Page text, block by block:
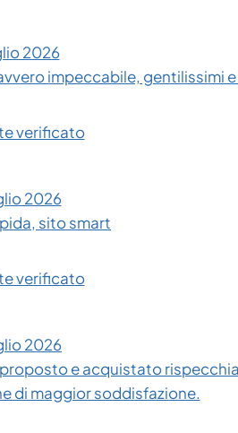
2026
impeccabile, gentilissimi
verificato
2026
sito smart
verificato
2026
e acquistato
di maggior soddisfazione.